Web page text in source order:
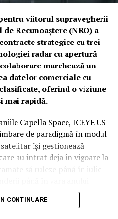
a ignorat, până în
excepții bugetare
ale acestui blocaj se
de dolari pentru
și autorizarea plăților
de achiziție de
context global.
Miza electorală a unui
sfera administrativă,
electorale. Un
înainte de alegeri ar putea
și ar transmite un
versiunea Senatului și
ce urmează, mecanismul
viitorul supravegherii
Recunoaștere (NRO) a
strategice cu trei
radar cu apertură
marchează un
datelor comerciale cu
oferind o viziune
mai rapidă.
Capella Space, ICEYE US
de paradigmă în modul
își gestionează
au intrat deja în vigoare la
să ruleze până în iulie
rămân confidențiale din
agenției, impactul
CONTINUARE